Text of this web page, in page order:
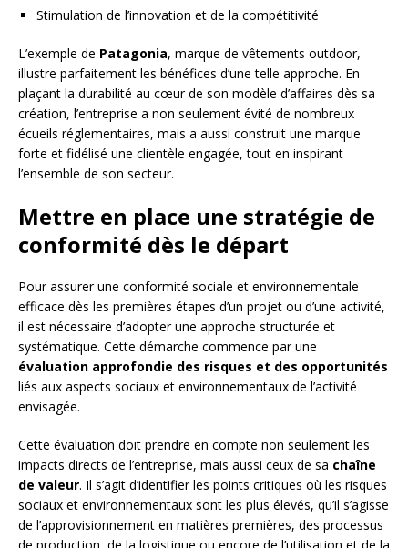
Stimulation de l’innovation et de la compétitivité
L’exemple de Patagonia, marque de vêtements outdoor,
illustre parfaitement les bénéfices d’une telle approche. En
plaçant la durabilité au cœur de son modèle d’affaires dès sa
création, l’entreprise a non seulement évité de nombreux
écueils réglementaires, mais a aussi construit une marque
forte et fidélisé une clientèle engagée, tout en inspirant
l’ensemble de son secteur.
Mettre en place une stratégie de
conformité dès le départ
Pour assurer une conformité sociale et environnementale
efficace dès les premières étapes d’un projet ou d’une activité,
il est nécessaire d’adopter une approche structurée et
systématique. Cette démarche commence par une
évaluation approfondie des risques et des opportunités
liés aux aspects sociaux et environnementaux de l’activité
envisagée.
Cette évaluation doit prendre en compte non seulement les
impacts directs de l’entreprise, mais aussi ceux de sa chaîne
de valeur. Il s’agit d’identifier les points critiques où les risques
sociaux et environnementaux sont les plus élevés, qu’il s’agisse
de l’approvisionnement en matières premières, des processus